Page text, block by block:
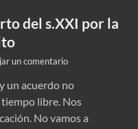
del s.XXI por la
un comentario
un acuerdo no
libre. Nos
No vamos a